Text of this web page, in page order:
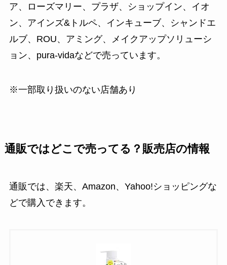
ア、ローズマリー、プラザ、ショップイン、イオ
ン、アインズ&トルペ、インキューブ、シャンドエ
ルブ、ROU、アミング、メイクアップソリューシ
ョン、pura-vidaなどで売っています。
※一部取り扱いのない店舗あり
通販ではどこで売ってる？販売店の情報
通販では、楽天、Amazon、Yahoo!ショッピングな
どで購入できます。